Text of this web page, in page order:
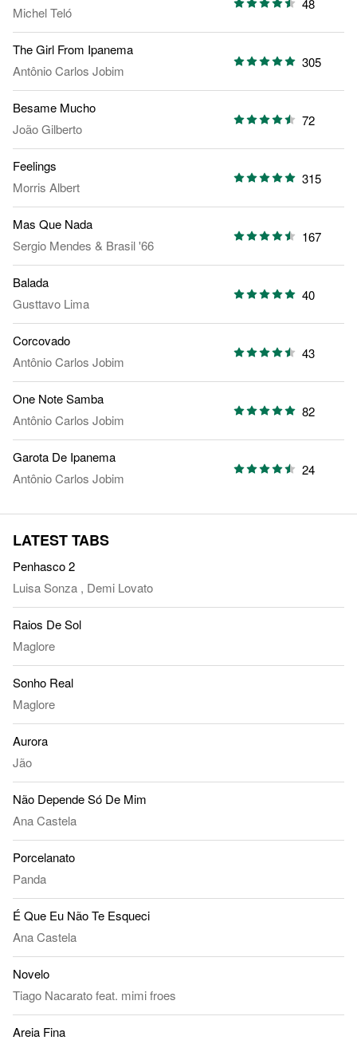
Michel Teló
48
The Girl From Ipanema
Antônio Carlos Jobim
305
Besame Mucho
João Gilberto
72
Feelings
Morris Albert
315
Mas Que Nada
Sergio Mendes & Brasil '66
167
Balada
Gusttavo Lima
40
Corcovado
Antônio Carlos Jobim
43
One Note Samba
Antônio Carlos Jobim
82
Garota De Ipanema
Antônio Carlos Jobim
24
LATEST TABS
Penhasco 2
Luisa Sonza , Demi Lovato
Raios De Sol
Maglore
Sonho Real
Maglore
Aurora
Jão
Não Depende Só De Mim
Ana Castela
Porcelanato
Panda
É Que Eu Não Te Esqueci
Ana Castela
Novelo
Tiago Nacaratofeat. mimi froes
Areia Fina